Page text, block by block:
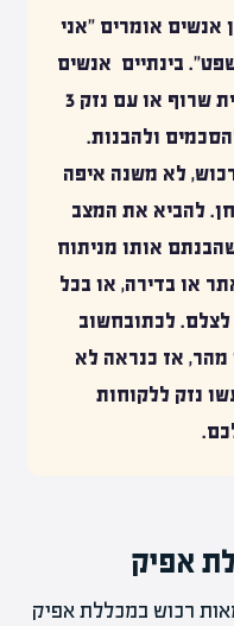
3 שנים.לכן אנשים אומרים "אני
בינתיים אנשים
שרוף
או עם נזק 3
ולהבנות.
לא משנה איפה
להביא את המצב
אותו מניתוח
או בדירה, או בכל
לכתובחשוב
מהר, אז כנראה לא
נזק ללקוחות
אפיק
רכוש במכללת אפיק